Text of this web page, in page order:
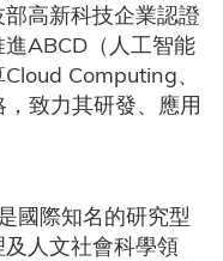
高新科技企業認證
ABCD（人工智能
Computing、
致力其研發、應用
國際知名的研究型
人文社會科學領